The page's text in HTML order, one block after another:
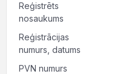
Reģistrēts
nosaukums
Reģistrācijas
numurs, datums
PVN numurs